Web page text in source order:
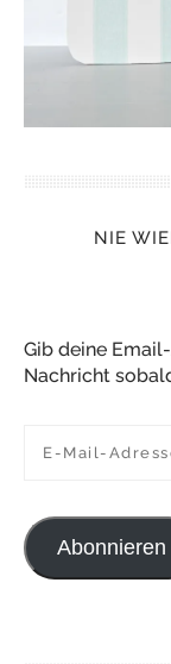
NIE
Gib deine
Nachricht
Abonnieren